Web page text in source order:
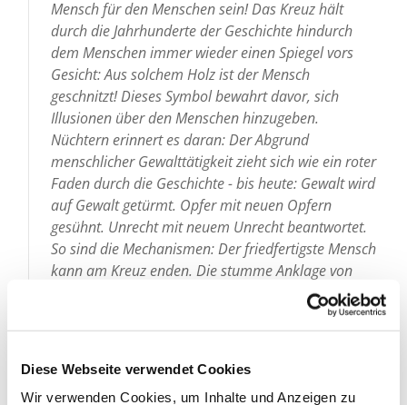
Diese Webseite verwendet Cookies
Wir verwenden Cookies, um Inhalte und Anzeigen zu
Mensch für den Menschen sein! Das Kreuz hält
durch die Jahrhunderte der Geschichte hindurch
dem Menschen immer wieder einen Spiegel vors
Gesicht: Aus solchem Holz ist der Mensch
geschnitzt! Dieses Symbol bewahrt davor, sich
Illusionen über den Menschen hinzugeben.
Nüchtern erinnert es daran: Der Abgrund
menschlicher Gewalttätigkeit zieht sich wie ein roter
Faden durch die Geschichte - bis heute: Gewalt wird
auf Gewalt getürmt. Opfer mit neuen Opfern
gesühnt. Unrecht mit neuem Unrecht beantwortet.
So sind die Mechanismen: Der friedfertigste Mensch
kann am Kreuz enden. Die stumme Anklage von
damals hallt auch heute durch die Gegenwart:
Mensch, wozu bist du fähig! Auf immer neuen
Schauplätzen der Geschichte zeigt sich: Macht und
Hilflosen und Unschuldigen: Jetzt z.B. im Kaukasus.